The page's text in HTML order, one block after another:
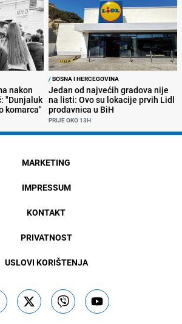
nakon
"Dunjaluk
komarca"
/BOSNA I HERCEGOVINA
Jedan od najvećih gradova nije
na listi: Ovo su lokacije prvih Lidl
prodavnica u BiH
PRIJE OKO 13H
MARKETING
IMPRESSUM
KONTAKT
PRIVATNOST
USLOVI KORIŠTENJA